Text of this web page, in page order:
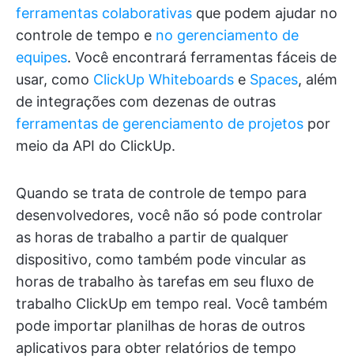
ferramentas colaborativas que podem ajudar no
controle de tempo e no gerenciamento de
equipes. Você encontrará ferramentas fáceis de
usar, como ClickUp Whiteboards e Spaces, além
de integrações com dezenas de outras
ferramentas de gerenciamento de projetos por
meio da API do ClickUp.
Quando se trata de controle de tempo para
desenvolvedores, você não só pode controlar
as horas de trabalho a partir de qualquer
dispositivo, como também pode vincular as
horas de trabalho às tarefas em seu fluxo de
trabalho ClickUp em tempo real. Você também
pode importar planilhas de horas de outros
aplicativos para obter relatórios de tempo